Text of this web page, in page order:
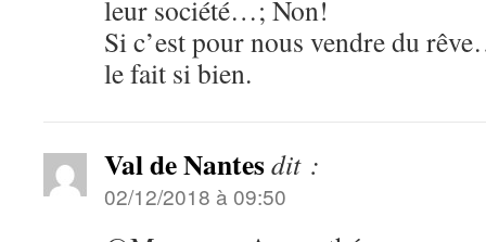
leur société…; Non!
Si c’est pour nous vendre du
le fait si bien.
Val de Nantesdit :
02/12/2018 à 09:50